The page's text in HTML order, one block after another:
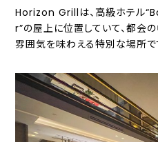
Horizon Grillは、高級ホテ
r”の屋上に位置していて、都会
雰囲気を味わえる特別な場所で